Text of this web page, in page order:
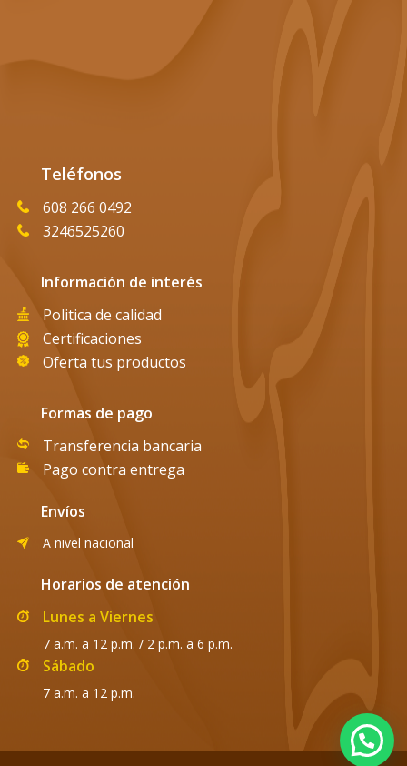
Teléfonos
608 266 0492
3246525260
Información de interés
Politica de calidad
Certificaciones
Oferta tus productos
Formas de pago
Transferencia bancaria
Pago contra entrega
Envíos
A nivel nacional
Horarios de atención
Lunes a Viernes
7 a.m. a 12 p.m. / 2 p.m. a 6 p.m.
Sábado
7 a.m. a 12 p.m.